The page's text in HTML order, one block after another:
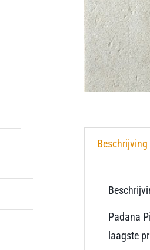
Beschrijving
Padana
laagste